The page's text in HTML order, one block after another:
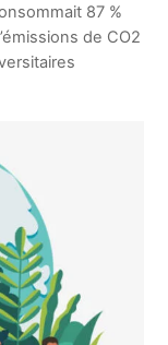
87 %
de CO2